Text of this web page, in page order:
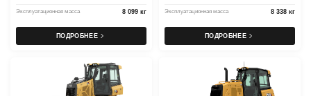
Эксплуатационная масса 8 099 кг
ПОДРОБНЕЕ
Эксплуатационная масса 8 338 кг
ПОДРОБНЕЕ